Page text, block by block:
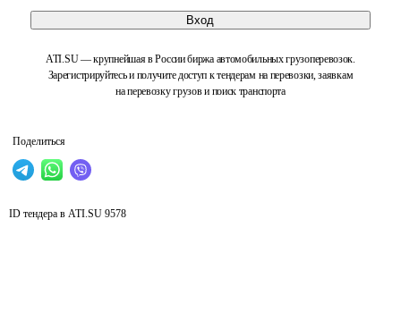
Вход
ATI.SU — крупнейшая в России биржа автомобильных грузоперевозок.
Зарегистрируйтесь и получите доступ к тендерам на перевозки, заявкам
на перевозку грузов и поиск транспорта
Поделиться
ID тендера в ATI.SU 9578